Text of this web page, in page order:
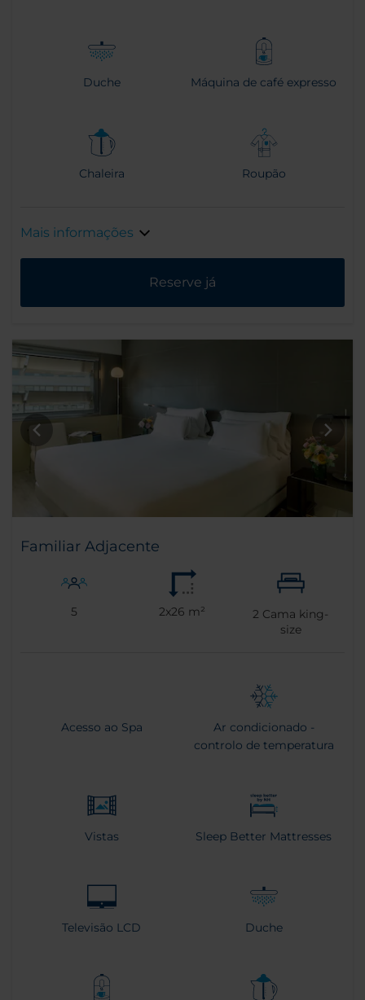
Duche Máquina de café expresso
Chaleira Roupão
Mais informações
Reserve já
Familiar Adjacente
5 2x26 m² 2 Cama king-
size
Acesso ao Spa
Ar condicionado -
controlo de temperatura
Vistas Sleep Better Mattresses
Televisão LCD Duche